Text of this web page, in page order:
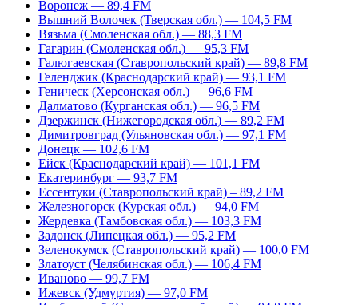
Воронеж — 89,4 FM
Вышний Волочек (Тверская обл.) — 104,5 FM
Вязьма (Смоленская обл.) — 88,3 FM
Гагарин (Смоленская обл.) — 95,3 FM
Галюгаевская (Ставропольский край) — 89,8 FM
Геленджик (Краснодарский край) — 93,1 FM
Геническ (Херсонская обл.) — 96,6 FM
Далматово (Курганская обл.) — 96,5 FM
Дзержинск (Нижегородская обл.) — 89,2 FM
Димитровград (Ульяновская обл.) — 97,1 FM
Донецк — 102,6 FM
Ейск (Краснодарский край) — 101,1 FM
Екатеринбург — 93,7 FM
Ессентуки (Ставропольский край) – 89,2 FM
Железногорск (Курская обл.) — 94,0 FM
Жердевка (Тамбовская обл.) — 103,3 FM
Задонск (Липецкая обл.) — 95,2 FM
Зеленокумск (Ставропольский край) — 100,0 FM
Златоуст (Челябинская обл.) — 106,4 FM
Иваново — 99,7 FM
Ижевск (Удмуртия) — 97,0 FM